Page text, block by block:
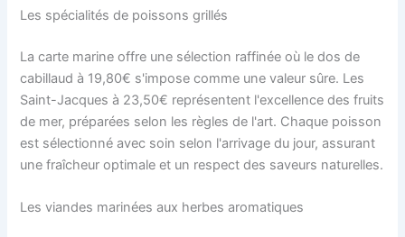
Les spécialités de poissons grillés
La carte marine offre une sélection raffinée où le dos de
cabillaud à 19,80€ s'impose comme une valeur sûre. Les
Saint-Jacques à 23,50€ représentent l'excellence des fruits
de mer, préparées selon les règles de l'art. Chaque poisson
est sélectionné avec soin selon l'arrivage du jour, assurant
une fraîcheur optimale et un respect des saveurs naturelles.
Les viandes marinées aux herbes aromatiques